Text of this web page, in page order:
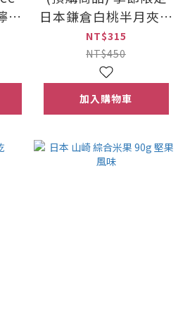
檬
日本鎌倉白桃半月夾心
餅 5枚入
NT$315
NT$450
加入購物車